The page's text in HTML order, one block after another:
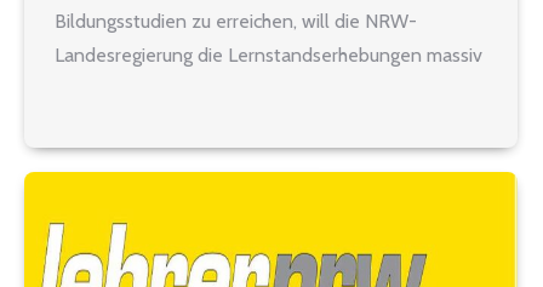
Bildungsstudien zu erreichen, will die NRW-
Landesregierung die Lernstandserhebungen massiv
„Schulkompass NRW 2030“ soll es zusätzlich zu